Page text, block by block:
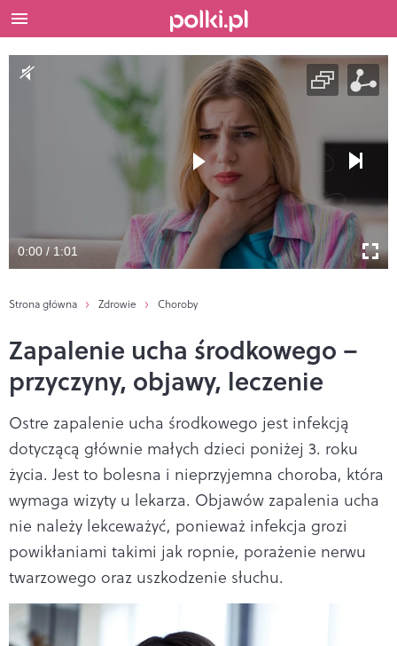
0:00 / 1:01
Strona główna Zdrowie Choroby
Zapalenie ucha środkowego –
przyczyny, objawy, leczenie
Ostre zapalenie ucha środkowego jest infekcją
dotyczącą głównie małych dzieci poniżej 3. roku
życia. Jest to bolesna i nieprzyjemna choroba, która
wymaga wizyty u lekarza. Objawów zapalenia ucha
nie należy lekceważyć, ponieważ infekcja grozi
powikłaniami takimi jak ropnie, porażenie nerwu
twarzowego oraz uszkodzenie słuchu.